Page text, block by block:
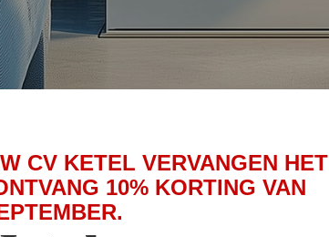
CV KETEL VERVANGEN HET
10% KORTING VAN